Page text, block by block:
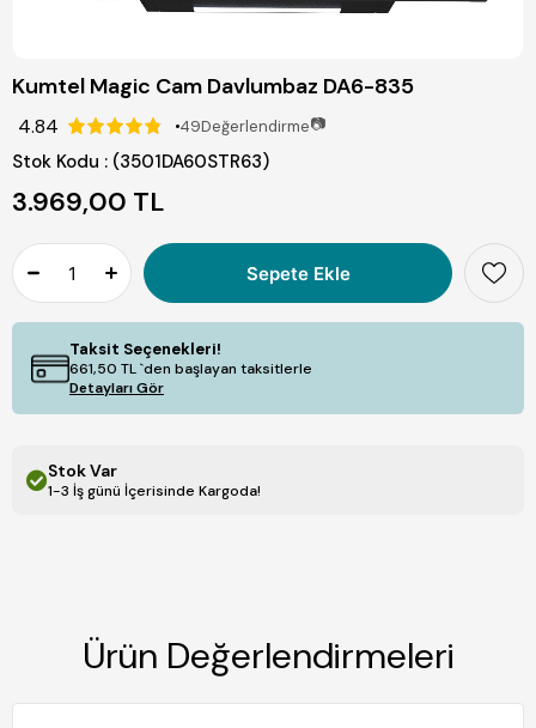
Kumtel Magic Cam Davlumbaz DA6-835
4.84 49Değerlendirme📷
Stok Kodu (3501DA60STR63)
3.969,00 TL
Taksit Seçenekleri!
661,50 TL`den başlayan taksitlerle
Detayları Gör
Stok Var
1-3 İş günü İçerisinde Kargoda!
Ürün Değerlendirmeleri